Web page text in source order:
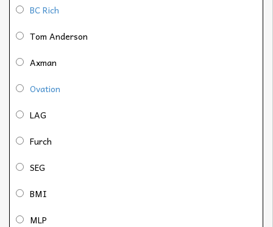
BC Rich
Tom Anderson
Axman
Ovation
LAG
Furch
SEG
BMI
MLP